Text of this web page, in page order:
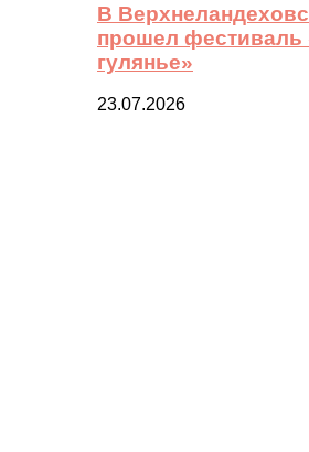
В
прошел фестиваль
гулянье»
23.07.2026